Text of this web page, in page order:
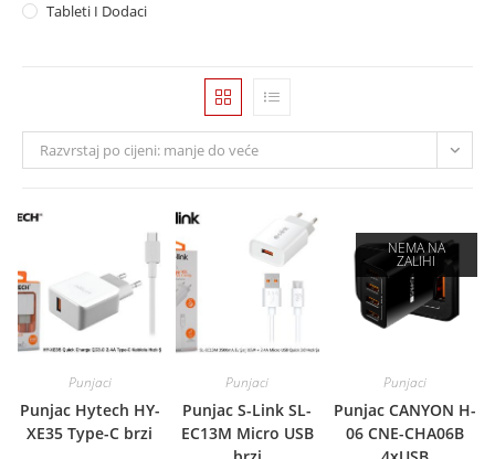
Tableti I Dodaci
Razvrstaj po cijeni: manje do veće
Punjaci
Punjac Hytech HY-
XE35 Type-C brzi
Punjaci
Punjac S-Link SL-
EC13M Micro USB
NEMA NA
ZALIHI
Punjaci
Punjac CANYON H-
06 CNE-CHA06B